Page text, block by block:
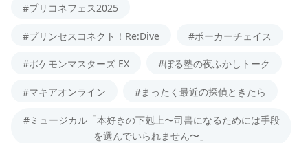
#プリコネフェス2025
#プリンセスコネクト！Re:Dive #ポーカーチェイス
#ポケモンマスターズ EX #ぼる塾の夜ふかしトーク
#マキアオンライン #まったく最近の探偵ときたら
#ミュージカル「本好きの下剋上〜司書になるためには手段
を選んでいられません〜」